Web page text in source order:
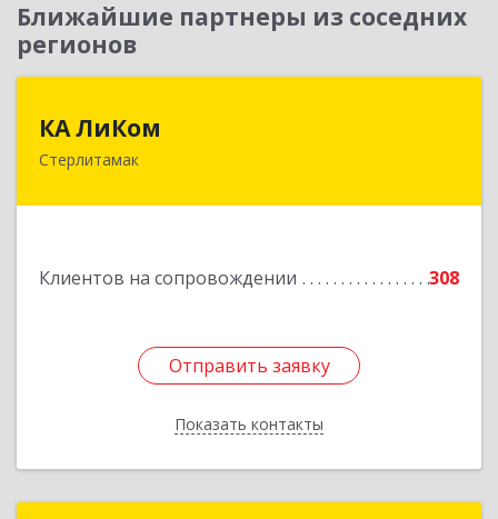
Ближайшие партнеры из соседних
регионов
КА ЛиКом
Стерлитамак
Клиентов на сопровождении 308
Отправить заявку
Показать контакты
453115, Башкортостан Респ, г.о. город
Подробнее
Отправить заявку
Назад